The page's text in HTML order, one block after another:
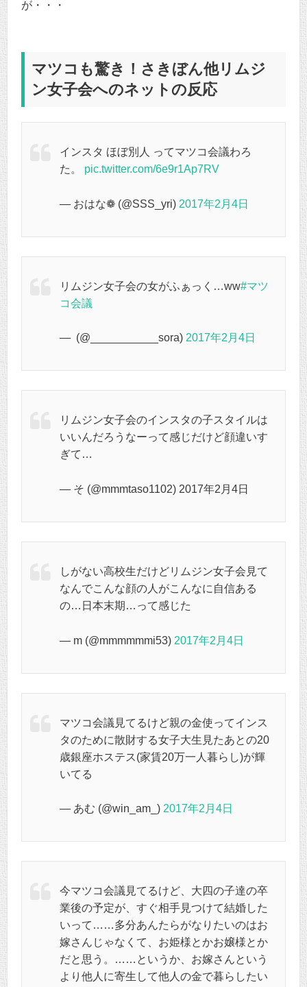
が・・・
マツコも驚き！さきぼん他リムジ
ン女子会へのネットの反応
インスタ ほぼ別人 ってマツコ会議わろ
た。 pic.twitter.com/6e9r1Ap7RV
— おはな❁ (@SSS_yri) 2017年2月4日
リムジン女子会の女がふぁっく…ww#マツ
コ会議
— ㅤ (@___________sora) 2017年2月4日
リムジン女子会のインスタの子スタイルは
いいんだろうなーって感じだけど顔違いす
ぎて…
— そ (@mmmtaso1102) 2017年2月4日
しがない高校生だけどリムジン女子会見て
なんでこんな顔の人がこんなに自信ある
の…日本末期…って感じた
— m (@mmmmmmi53) 2017年2月4日
マツコ会議見てるけど親の金使ってインス
タのために散財する女子大生見たあとの20
歳銀座ホステス(家賃20万一人暮らし)が輝
いてる
— あむ (@win_am_) 2017年2月4日
今マツコ会議見てるけど、大四の子達の卒
業後の予定が、すぐ相手見つけて結婚した
いって……多分あんたらがなりたいのはお
嫁さんじゃなくて、お姫様とかお嬢様とか
だと思う。……というか、お嫁さんという
より他人に寄生して他人の金で暮らしたい